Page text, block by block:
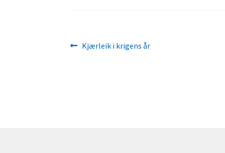
Innleggsnavigasjon
Forrige
Kjærleik i krigens år